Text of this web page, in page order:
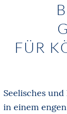
FÜR
Seelisches
in einem